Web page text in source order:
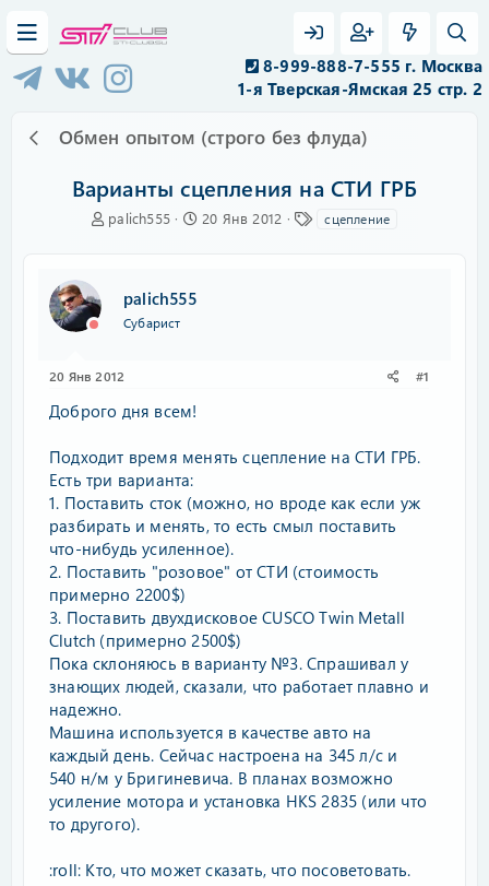
8-999-888-7-555 г. Москва
1-я Тверская-Ямская 25 стр. 2
Обмен опытом (строго без флуда)
Варианты сцепления на СТИ ГРБ
А
ы
palich555
Д
20 Янв 2012 сцепление
palich555
Субарист
20 Янв 2012 #1
Доброго дня всем!
Подходит время менять сцепление на СТИ ГРБ.
Есть три варианта:
1. Поставить сток (можно, но вроде как если уж
разбирать и менять, то есть смыл поставить
что-нибудь усиленное).
2. Поставить "розовое" от СТИ (стоимость
примерно 2200$)
3. Поставить двухдисковое CUSCO Twin Metall
Clutch (примерно 2500$)
Пока склоняюсь в варианту №3. Спрашивал у
знающих людей, сказали, что работает плавно и
надежно.
Машина используется в качестве авто на
каждый день. Сейчас настроена на 345 л/с и
540 н/м у Бригиневича. В планах возможно
усиление мотора и установка HKS 2835 (или что
то другого).
:roll: Кто, что может сказать, что посоветовать.